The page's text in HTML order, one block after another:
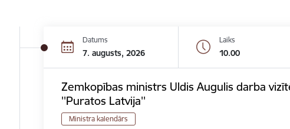
Datums
7. augusts, 2026
Laiks
10.00
Zemkopības ministrs Uldis Augulis darba
''Puratos Latvija''
Ministra kalendārs